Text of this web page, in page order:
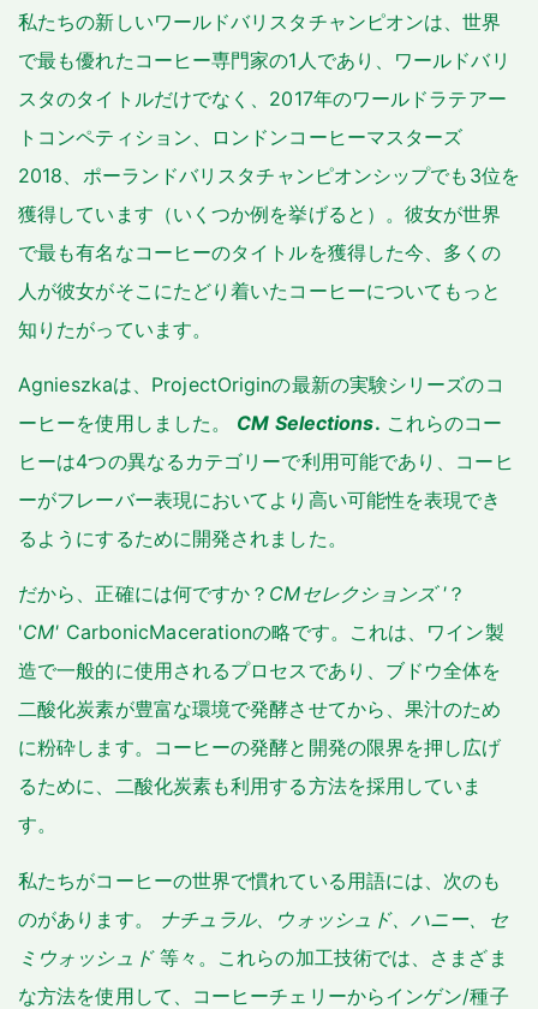
私たちの新しいワールドバリスタチャンピオンは、世界
で最も優れたコーヒー専門家の1人であり、ワールドバリ
スタのタイトルだけでなく、2017年のワールドラテアー
トコンペティション、ロンドンコーヒーマスターズ
2018、ポーランドバリスタチャンピオンシップでも3位を
獲得しています（いくつか例を挙げると）。彼女が世界
で最も有名なコーヒーのタイトルを獲得した今、多くの
人が彼女がそこにたどり着いたコーヒーについてもっと
知りたがっています。
Agnieszkaは、ProjectOriginの最新の実験シリーズのコ
ーヒーを使用しました。 CM Selections. これらのコー
ヒーは4つの異なるカテゴリーで利用可能であり、コーヒ
ーがフレーバー表現においてより高い可能性を表現でき
るようにするために開発されました。
だから、正確には何ですか？ CMセレクションズ ' ？
'CM' CarbonicMacerationの略です。これは、ワイン製
造で一般的に使用されるプロセスであり、ブドウ全体を
二酸化炭素が豊富な環境で発酵させてから、果汁のため
に粉砕します。コーヒーの発酵と開発の限界を押し広げ
るために、二酸化炭素も利用する方法を採用していま
す。
私たちがコーヒーの世界で慣れている用語には、次のも
のがあります。
ナチュラル、ウォッシュド、ハニー、セ
ミウォッシュド 等々。これらの加工技術では、さまざま
な方法を使用して、コーヒーチェリーからインゲン/種子